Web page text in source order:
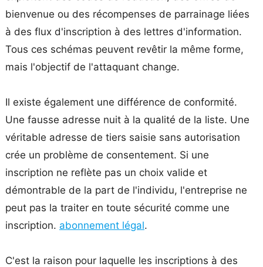
bienvenue ou des récompenses de parrainage liées
à des flux d'inscription à des lettres d'information.
Tous ces schémas peuvent revêtir la même forme,
mais l'objectif de l'attaquant change.
Il existe également une différence de conformité.
Une fausse adresse nuit à la qualité de la liste. Une
véritable adresse de tiers saisie sans autorisation
crée un problème de consentement. Si une
inscription ne reflète pas un choix valide et
démontrable de la part de l'individu, l'entreprise ne
peut pas la traiter en toute sécurité comme une
inscription. abonnement légal.
C'est la raison pour laquelle les inscriptions à des